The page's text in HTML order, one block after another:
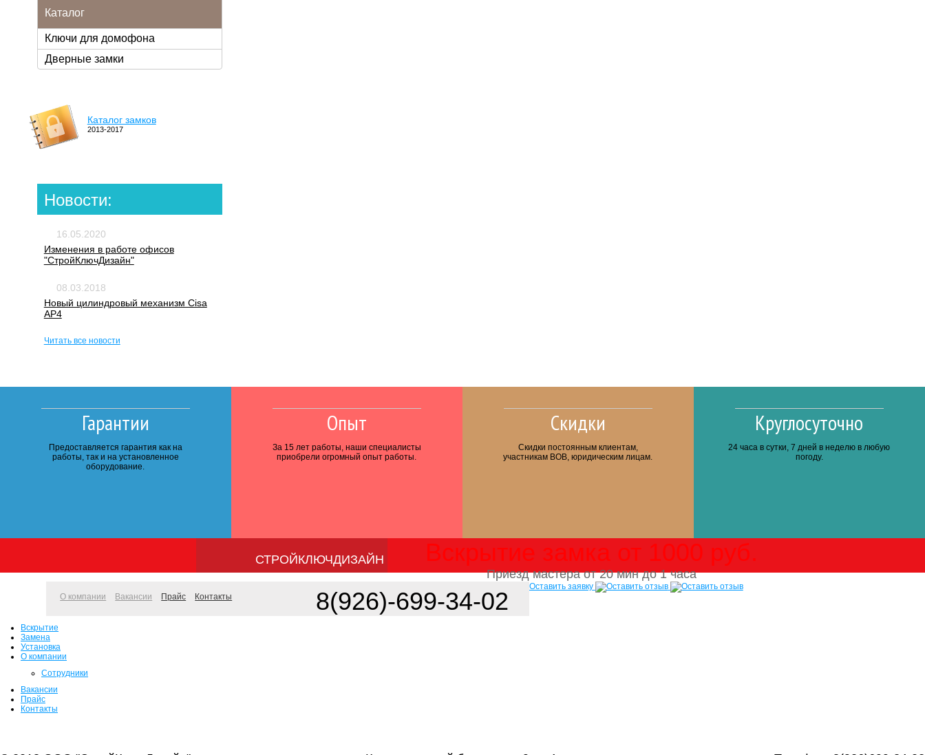
Каталог
Ключи для домофона
Дверные замки
Каталог замков
2013-2017
Новости:
16.05.2020
Изменения в работе офисов
"СтройКлючДизайн"
08.03.2018
Новый цилиндровый механизм Cisa
AP4
Читать все новости
Гарантии
Предоставляется гарантия как на
работы, так и на установленное
оборудование.
Опыт
За 15 лет работы, наши специалисты
приобрели огромный опыт работы.
Скидки
Скидки постоянным клиентам,
участникам ВОВ, юридическим лицам.
Круглосуточно
24 часа в сутки, 7 дней в неделю в любую
погоду.
СТРОЙКЛЮЧДИЗАЙН Вскрытие замка от 1000 руб.
Приезд мастера от 20 мин до 1 часа
О компании Вакансии Прайс Контакты 8(926)-699-34-02
Оставить заявку
Вскрытие
Замена
Установка
О компании
Сотрудники
Вакансии
Прайс
Контакты